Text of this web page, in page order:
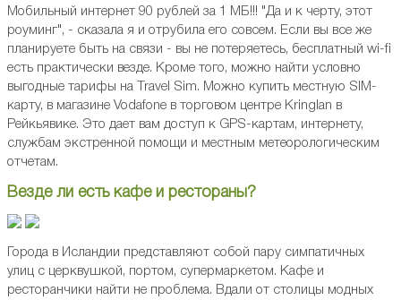
Мобильный интернет 90 рублей за 1 МБ!!! "Да и к черту, этот
роуминг", - сказала я и отрубила его совсем. Если вы все же
планируете быть на связи - вы не потеряетесь, бесплатный wi-fi
есть практически везде. Кроме того, можно найти условно
выгодные тарифы на Travel Sim. Можно купить местную SIM-
карту, в магазине Vodafone в торговом центре Kringlan в
Рейкьявике. Это дает вам доступ к GPS-картам, интернету,
службам экстренной помощи и местным метеорологическим
отчетам.
Везде ли есть кафе и рестораны?
Города в Исландии представляют собой пару симпатичных
улиц с церквушкой, портом, супермаркетом. Кафе и
ресторанчики найти не проблема. Вдали от столицы модных